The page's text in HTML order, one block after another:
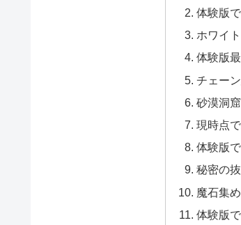
体験版
ホワイ
体験版
チェー
砂漠洞
現時点
体験版
秘密の
魔石集
体験版